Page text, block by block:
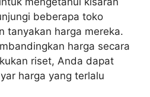
beberapa toko
tanyakan harga mereka.
harga secara
riset, Anda dapat
harga yang terlalu